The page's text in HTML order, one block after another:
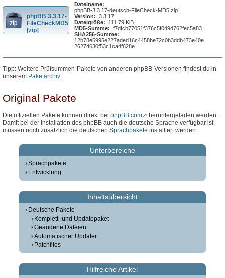
phpBB 3.3.17-
FileCheckMD5
[zip]
Dateiname:
phpBB-3.3.17-deutsch-FileCheck-MD5.zip
Version: 3.3.17
Dateigröße:
111.79 KiB
MD5-Summe: f7dfcb77051f376c5f049d762fec5a83
SHA256-Summe:
12b78e5995e227aded16c4458be72c0b3ddb473e40e
26274630f53c1ca4f628e
Tipp: Weitere Prüfsummen-Pakete von anderen phpBB-Versionen findest du in
unserem Paketarchiv.
Original Pakete
Die offiziellen Pakete können direkt bei phpBB.com
heruntergeladen werden.
Damit bei der Installation des phpBB auch die deutsche Sprache verfügbar ist,
müssen noch zusätzlich die deutschen Sprachpakete installiert werden.
Unterbereiche
Sprachpakete
Entwicklung
Inhaltsübersicht
Deutsche Pakete
Komplett- und Updatepaket
Geänderte Dateien
Automatischer Updater
Patchfiles
Hilfreiche Artikel